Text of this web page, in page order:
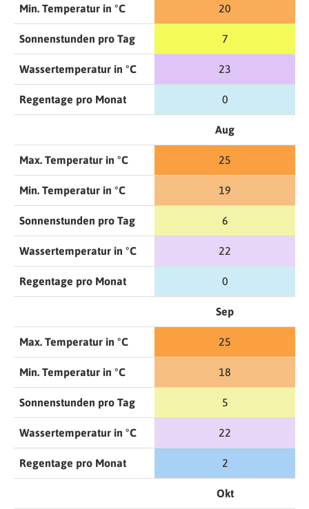
Min. Temperatur in °C 20
Sonnenstunden pro Tag 7
Wassertemperatur in °C 23
Regentage pro Monat 0
Aug
Max. Temperatur in °C 25
Min. Temperatur in °C 19
Sonnenstunden pro Tag 6
Wassertemperatur in °C 22
Regentage pro Monat 0
Sep
Max. Temperatur in °C 25
Min. Temperatur in °C 18
Sonnenstunden pro Tag 5
Wassertemperatur in °C 22
Regentage pro Monat 2
Okt